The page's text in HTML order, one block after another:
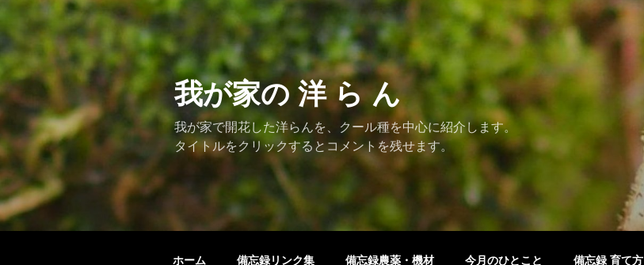
ン
ン
ツ
へ
キ
ッ
プ
我が家の 洋 ら ん
我が家で開花した洋らんを、クール種を中心に紹介します。
タイトルをクリックするとコメントを残せます。
ホーム 備忘録リンク集 備忘録農薬・機材 今月のひとこと 備忘録 育て方